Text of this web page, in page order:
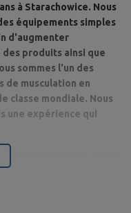
à Starachowice. Nous
équipements simples
d'augmenter
produits ainsi que
sommes l'un des
de musculation en
classe mondiale. Nous
une expérience qui
son mariage avec un parc
sommes en mesure de